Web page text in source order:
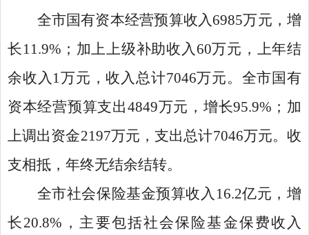
全市国有资本经营预算收入6985万元，增
长11.9%；加上上级补助收入60万元，上年结
余收入1万元，收入总计7046万元。全市国有
资本经营预算支出4849万元，增长95.9%；加
上调出资金2197万元，支出总计7046万元。收
支相抵，年终无结余结转。
全市社会保险基金预算收入16.2亿元，增
长20.8%，主要包括社会保险基金保费收入